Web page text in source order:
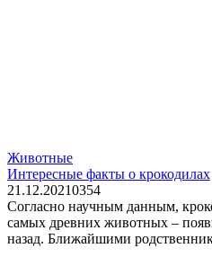
Животные
Интересные факты о крокодилах
21.12.20210354
Согласно научным данным,
самых древних животных –
назад. Ближайшими